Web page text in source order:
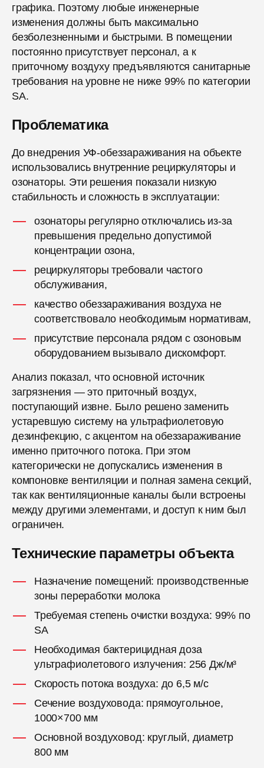
графика. Поэтому любые инженерные
изменения должны быть максимально
безболезненными и быстрыми. В помещении
постоянно присутствует персонал, а к
приточному воздуху предъявляются санитарные
требования на уровне не ниже 99% по категории
SA.
Проблематика
До внедрения УФ-обеззараживания на объекте
использовались внутренние рециркуляторы и
озонаторы. Эти решения показали низкую
стабильность и сложность в эксплуатации:
озонаторы регулярно отключались из-за
превышения предельно допустимой
концентрации озона,
рециркуляторы требовали частого
обслуживания,
качество обеззараживания воздуха не
соответствовало необходимым нормативам,
присутствие персонала рядом с озоновым
оборудованием вызывало дискомфорт.
Анализ показал, что основной источник
загрязнения — это приточный воздух,
поступающий извне. Было решено заменить
устаревшую систему на ультрафиолетовую
дезинфекцию, с акцентом на обеззараживание
именно приточного потока. При этом
категорически не допускались изменения в
компоновке вентиляции и полная замена секций,
так как вентиляционные каналы были встроены
между другими элементами, и доступ к ним был
ограничен.
Технические параметры объекта
Назначение помещений: производственные
зоны переработки молока
Требуемая степень очистки воздуха: 99% по
SA
Необходимая бактерицидная доза
ультрафиолетового излучения: 256 Дж/м³
Скорость потока воздуха: до 6,5 м/с
Сечение воздуховода: прямоугольное,
1000×700 мм
Основной воздуховод: круглый, диаметр
800 мм